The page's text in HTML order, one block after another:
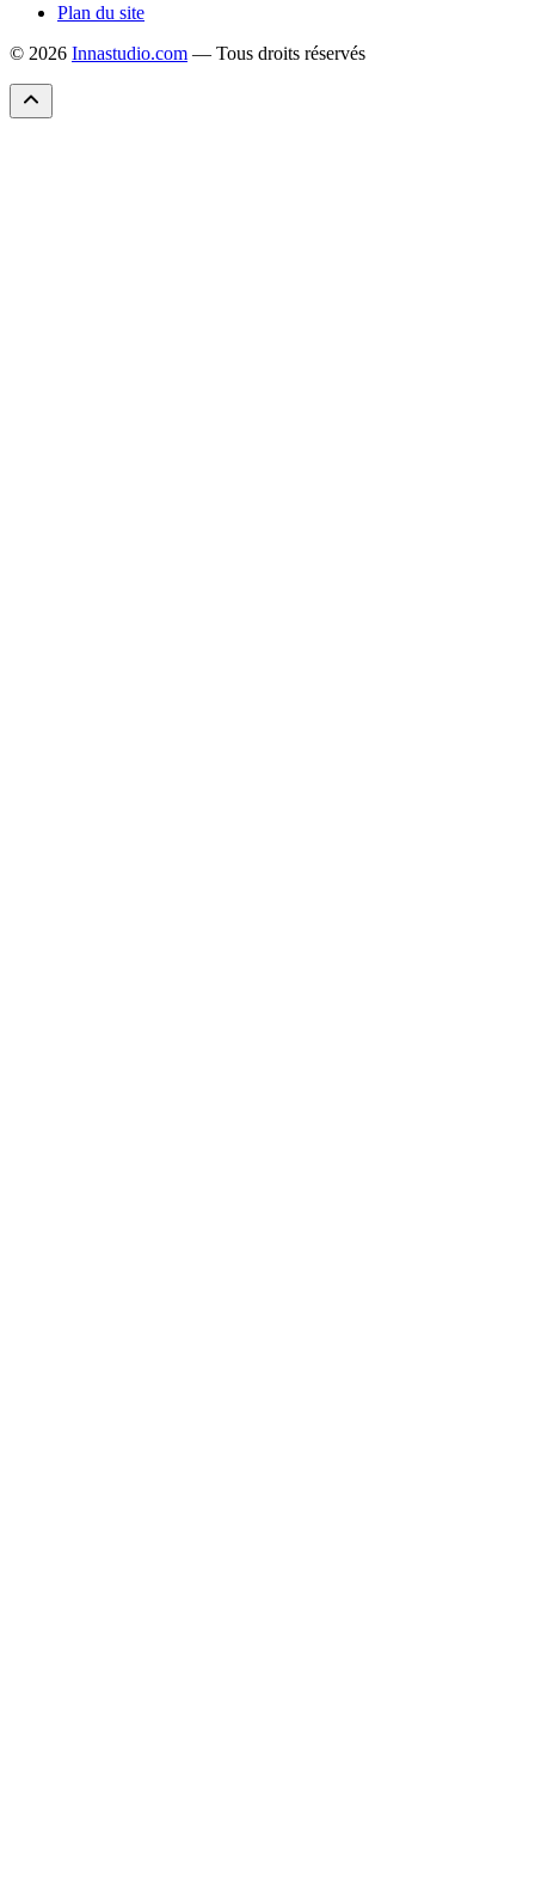
Plan du site
© 2026 Innastudio.com — Tous droits réservés